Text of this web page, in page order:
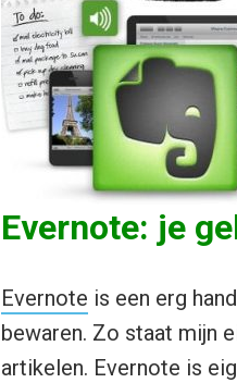
Evernote: je
Evernote is een erg
bewaren. Zo staat mijn
artikelen. Evernote is